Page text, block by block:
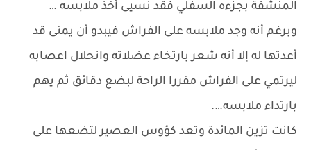
المنشفة بجزءه السفلي فقد نسيى أخذ ملابسه …
وبرغم أنه وجد ملابسه على الفراش فيبدو أن يمنى قد
أعدتها له إلا أنه شعر بارتخاء عضلاته وانحلال اعصابه
ليرتمي على الفراش مقررا الراحة لبضع دقائق ثم يهم
بارتداء ملابسه….
كانت تزين المائدة وتعد كؤوس العصير لتضعها على